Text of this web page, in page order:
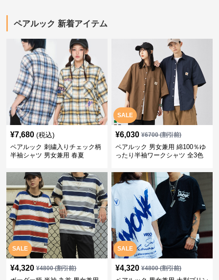
ペアルック 新着アイテム
¥7,680 (税込)
ペアルック 刺繍入りチェック柄
半袖シャツ 男女兼用 春夏
SALE
¥6,030 ¥6700(割引前)
ペアルック 男女兼用 綿100％ゆ
ったり半袖ワークシャツ 全3色
SALE
¥4,320 ¥4800(割引前)
SALE
¥4,320 ¥4800(割引前)